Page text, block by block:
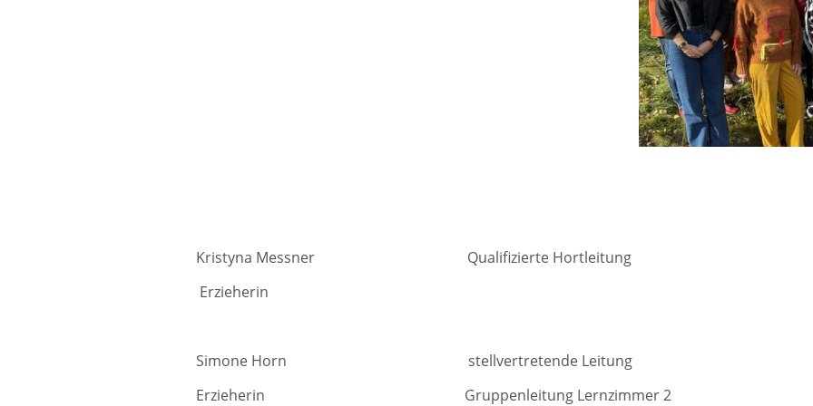
Kristyna Messner Qualifizierte Hortleitung
Erzieherin
Simone Horn stellvertretende Leitung
Erzieherin Gruppenleitung